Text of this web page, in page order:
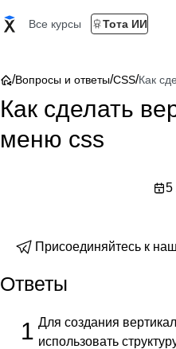
Все курсы Тота ИИ
/Вопросы и ответы/CSS/Как
Как сделать
меню css
5
Присоединяйтесь к
Ответы
1 Для создания
использовать